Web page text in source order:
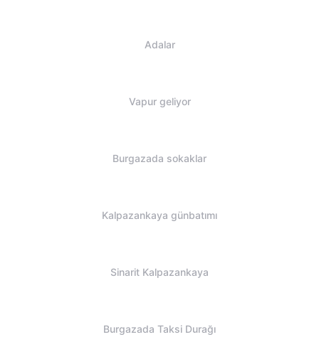
Adalar
Vapur geliyor
Burgazada sokaklar
Kalpazankaya günbatımı
Sinarit Kalpazankaya
Burgazada Taksi Durağı